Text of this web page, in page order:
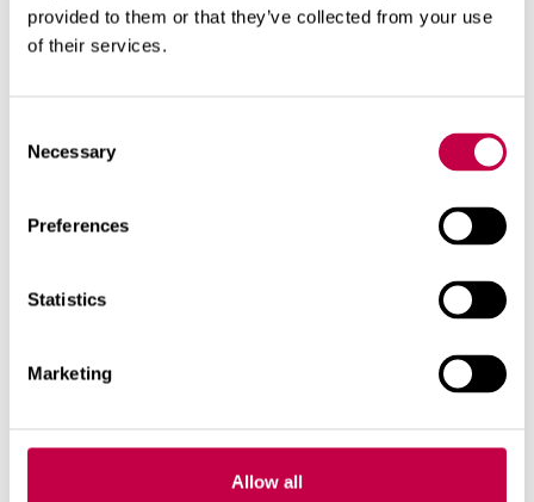
provided to them or that they’ve collected from your use
of their services.
Selection
Necessary
Preferences
Statistics
Marketing
Allow all
BIO­LAN PUU­TAR­HAN KE­VÄT­
Bio­lan Puu­tar­han Ke­vät­lan­noi­te on
nä yh­dis­ty­vät or­gaa­nis­ten ja...